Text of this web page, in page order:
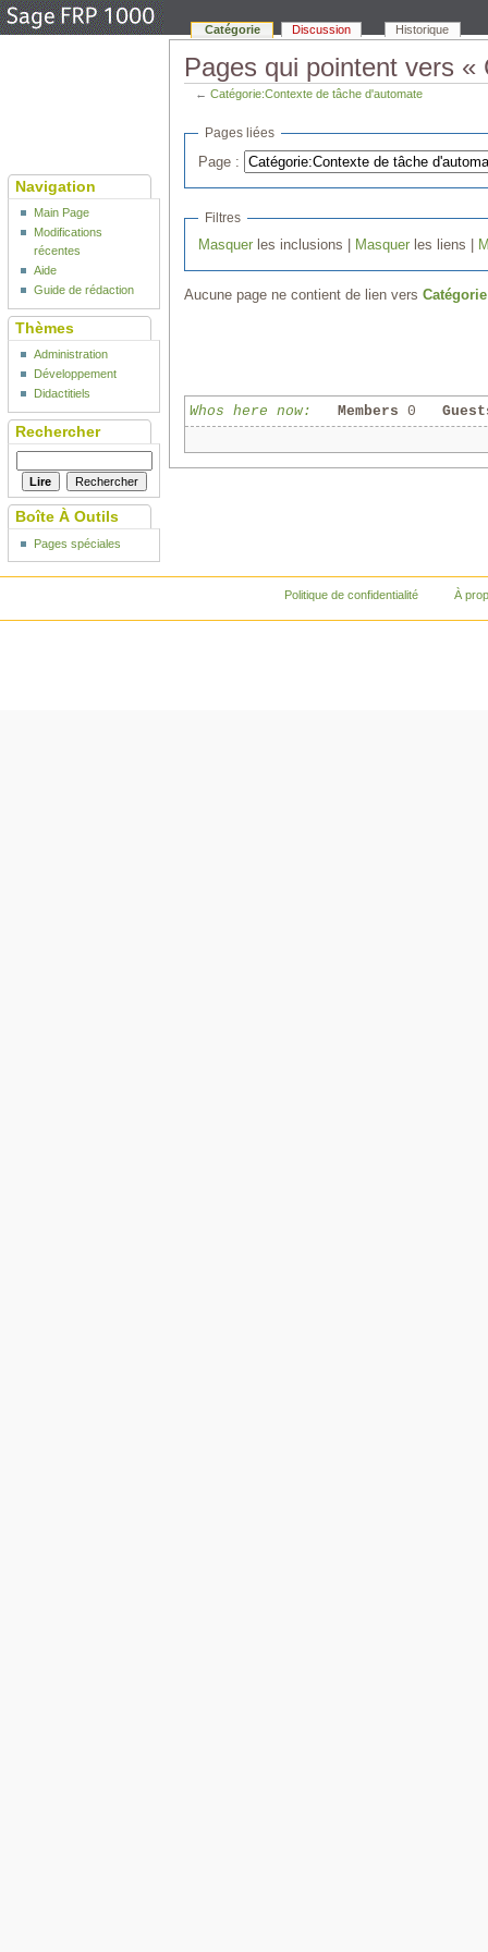
Pages qui pointent vers
←Catégorie:Contexte de tâche d'automate
Pages liées
Page :
Filtres
Masquer les inclusions | Masquer les liens |
Aucune page ne contient de lien vers
Whos here now: Members 0
Catégorie Discussion Historique
Navigation
Main Page
Modifications
récentes
Aide
Guide de rédaction
Thèmes
Administration
Développement
Didactitiels
Rechercher
Boîte À Outils
Pages spéciales
Politique de confidentialité À